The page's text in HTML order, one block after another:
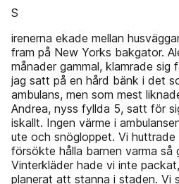
S
irenerna ekade mellan
fram på New Yorks bakgator.
månader gammal, klamrade
jag satt på en hård bänk i det
ambulans, men som mest
Andrea, nyss fyllda 5, satt för
iskallt. Ingen värme i
ute och snögloppet. Vi
försökte hålla barnen varma så
Vinterkläder hade vi inte
planerat att stanna i staden. Vi